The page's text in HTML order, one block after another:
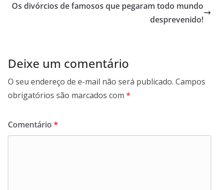
Os divórcios de famosos que pegaram todo mundo
desprevenido!
Deixe um comentário
O seu endereço de e-mail não será publicado. Campos
obrigatórios são marcados com *
Comentário *